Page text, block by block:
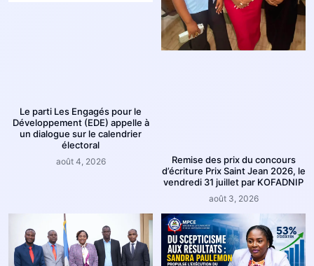
Le parti Les Engagés pour le
Développement (EDE) appelle à
un dialogue sur le calendrier
électoral
août 4, 2026
Remise des prix du concours
d’écriture Prix Saint Jean 2026, le
vendredi 31 juillet par KOFADNIP
août 3, 2026